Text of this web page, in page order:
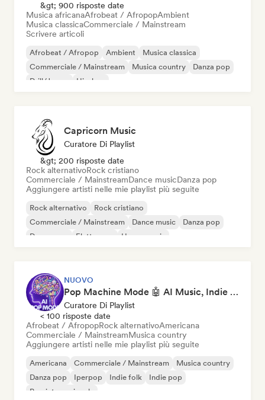
&gt; 900 risposte date
Musica africanaAfrobeat / AfropopAmbient
Musica classicaCommerciale / Mainstream
Scrivere articoli
Afrobeat / Afropop Ambient
Musica classica
Commerciale / Mainstream
Musica country
Danza pop
Drill/Jersey
Hip-hop
Capricorn Music
Curatore Di Playlist
&gt; 200 risposte date
Rock alternativoRock cristiano
Commerciale / MainstreamDance musicDanza pop
Aggiungere artisti nelle mie playlist più seguite
Rock alternativo
Rock cristiano
Commerciale / Mainstream
Dance music
Danza pop
Dream pop
Elettropop House music
NUOVO
Pop Machine Mode 🤖 AI Music, Indie Pop & Dream Pop
Curatore Di Playlist
< 100 risposte date
Afrobeat / AfropopRock alternativoAmericana
Commerciale / MainstreamMusica country
Aggiungere artisti nelle mie playlist più seguite
Americana Commerciale / Mainstream
Musica country
Danza pop
Iperpop Indie folk
Indie pop
Pop internazionale